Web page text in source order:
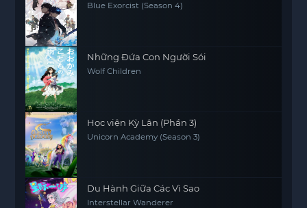
Blue Exorcist (Season 4)
Những Đứa Con Người Sói
Wolf Children
Học viện Kỳ Lân (Phần 3)
Unicorn Academy (Season 3)
Du Hành Giữa Các Vì Sao
Interstellar Wanderer